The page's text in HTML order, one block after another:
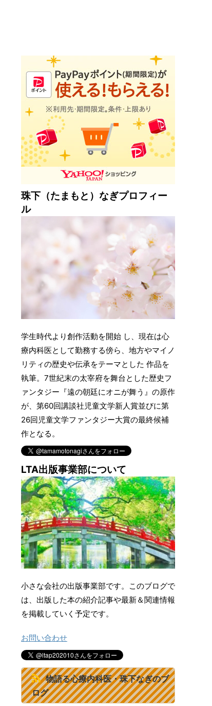
珠下（たまもと）なぎプロフィー
ル
学生時代より創作活動を開始 し、現在は心
療内科医として勤務する傍ら、地方やマイノ
リティの歴史や伝承をテーマとした 作品を
執筆。7世紀末の太宰府を舞台とした歴史フ
ァンタジー『遠の朝廷にオニが舞う』の原作
が、第60回講談社児童文学新人賞並びに第
26回児童文学ファンタジー大賞の最終候補
作となる。
LTA出版事業部について
小さな会社の出版事業部です。このブログで
は、出版した本の紹介記事や最新＆関連情報
を掲載していく予定です。
お問い合わせ
物語る心療内科医・珠下なぎのブ
ログ